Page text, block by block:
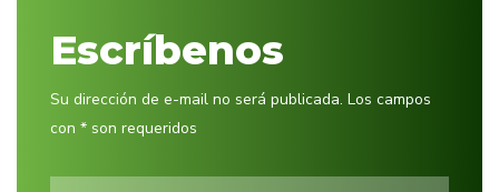
Escríbenos
Su dirección de e-mail no será publicada. Los campos
con * son requeridos